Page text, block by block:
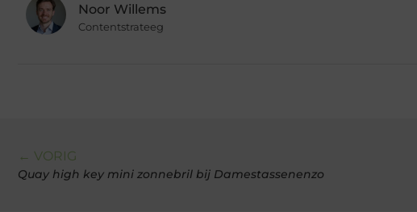
Noor Willems
Contentstrateeg
← VORIG
Quay high key mini zonnebril bij Damestassenenzo